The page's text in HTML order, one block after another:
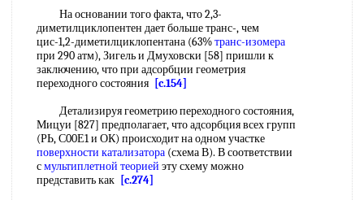
На основании того факта, что 2,3-
диметилциклопентен дает больше транс-, чем
цис-1,2-диметилциклопентана (63%транс-изомера
при 290 атм), Зигель и Дмуховски [58] пришли к
заключению, что при адсорбции геометрия
переходного состояния [c.154]
Детализируя геометрию переходного состояния,
Мицуи [827] предполагает, что адсорбция всех групп
(РЬ, С00Е1 и ОК) происходит на одном участке
поверхности катализатора (схема В). В соответствии
смультиплетной теорией эту схему можно
представить как [c.274]